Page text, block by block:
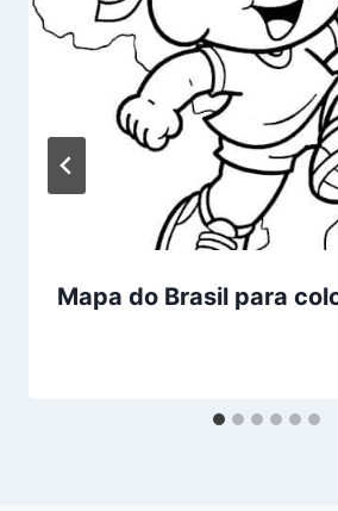
Mapa do Brasil para